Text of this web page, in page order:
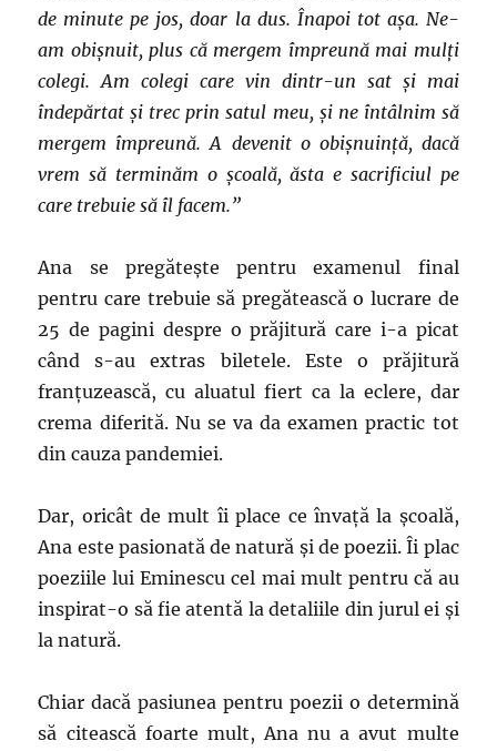
de minute pe jos, doar la dus. Înapoi tot așa. Ne-
am obișnuit, plus că mergem împreună mai mulți
colegi. Am colegi care vin dintr-un sat și mai
îndepărtat și trec prin satul meu, și ne întâlnim să
mergem împreună. A devenit o obișnuință, dacă
vrem să terminăm o școală, ăsta e sacrificiul pe
care trebuie să îl facem.”
Ana se pregătește pentru examenul final
pentru care trebuie să pregătească o lucrare de
25 de pagini despre o prăjitură care i-a picat
când s-au extras biletele. Este o prăjitură
franțuzească, cu aluatul fiert ca la eclere, dar
crema diferită. Nu se va da examen practic tot
din cauza pandemiei.
Dar, oricât de mult îi place ce învață la școală,
Ana este pasionată de natură și de poezii. Îi plac
poeziile lui Eminescu cel mai mult pentru că au
inspirat-o să fie atentă la detaliile din jurul ei și
la natură.
Chiar dacă pasiunea pentru poezii o determină
să citească foarte mult, Ana nu a avut multe